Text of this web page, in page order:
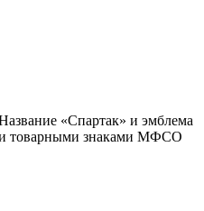
«Спартак» и эмблема
товарными знаками МФСО